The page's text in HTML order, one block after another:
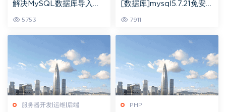
解决MySQL数据库导入提
0_ci”错误
5753
[数据库]mysql5.7.21免安装
服务无法启动的解决方案)
7911
服务器开发|运维|后端 PHP